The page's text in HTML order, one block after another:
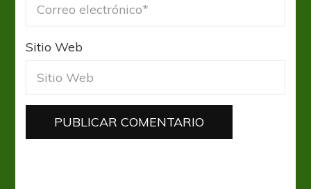
Sitio Web